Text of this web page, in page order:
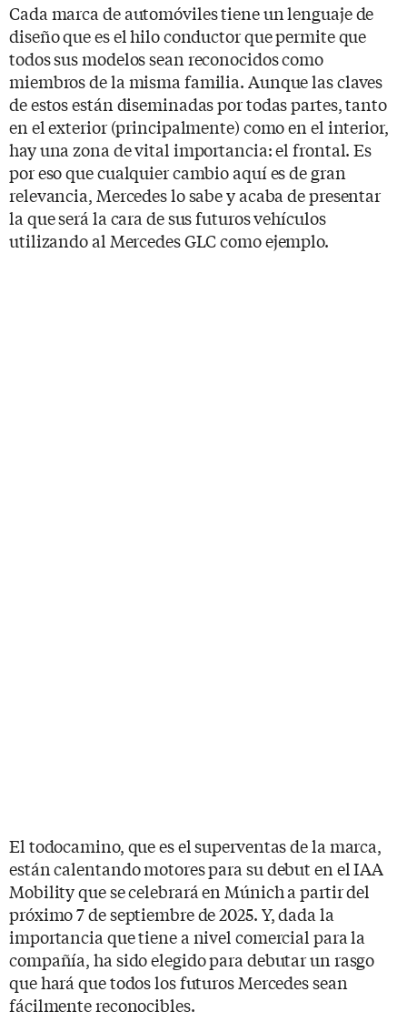
Cada marca de automóviles tiene un lenguaje de
diseño que es el hilo conductor que permite que
todos sus modelos sean reconocidos como
miembros de la misma familia. Aunque las claves
de estos están diseminadas por todas partes, tanto
en el exterior (principalmente) como en el interior,
hay una zona de vital importancia: el frontal. Es
por eso que cualquier cambio aquí es de gran
relevancia, Mercedes lo sabe y acaba de presentar
la que será la cara de sus futuros vehículos
utilizando al Mercedes GLC como ejemplo.
El todocamino, que es el superventas de la marca,
están calentando motores para su debut en el IAA
Mobility que se celebrará en Múnich a partir del
próximo 7 de septiembre de 2025. Y, dada la
importancia que tiene a nivel comercial para la
compañía, ha sido elegido para debutar un rasgo
que hará que todos los futuros Mercedes sean
fácilmente reconocibles.